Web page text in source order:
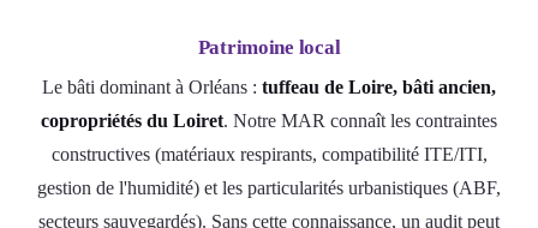
Patrimoine local
Le bâti dominant à Orléans : tuffeau de Loire, bâti ancien,
copropriétés du Loiret. Notre MAR connaît les contraintes
constructives (matériaux respirants, compatibilité ITE/ITI,
gestion de l'humidité) et les particularités urbanistiques (ABF,
secteurs sauvegardés). Sans cette connaissance, un audit peut